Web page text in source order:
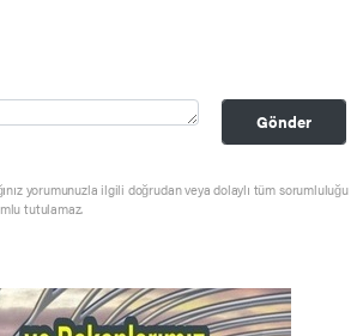
Gönder
yorumunuzla ilgili doğrudan veya dolaylı tüm sorumluluğu
tutulamaz.